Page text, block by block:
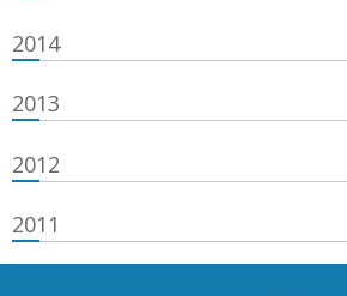
2014
2013
2012
2011